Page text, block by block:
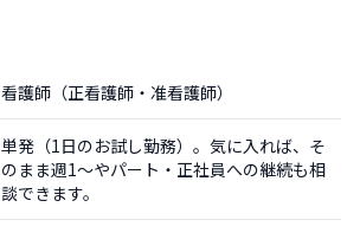
看護師（正看護師・准看護師）
単発（1日のお試し勤務）。気に入れば、そ
のまま週1〜やパート・正社員への継続も相
談できます。